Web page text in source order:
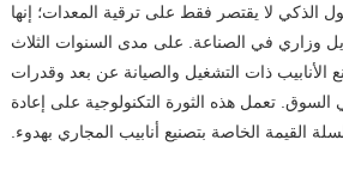
الذكي لا يقتصر فقط على ترقية المعدات؛ إنها
وزاري في الصناعة. على مدى السنوات الثلاث
الأنابيب ذات التشغيل والصيانة عن بعد وقدرات
السوق. تعمل هذه الثورة التكنولوجية على إعادة
القيمة الخاصة بتصنيع أنابيب المجاري بهدوء.